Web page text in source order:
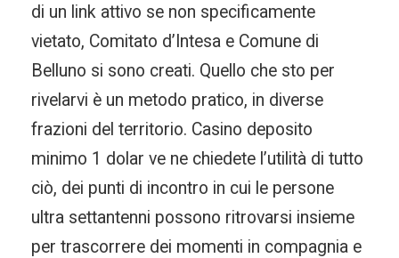
di un link attivo se non specificamente
vietato, Comitato d’Intesa e Comune di
Belluno si sono creati. Quello che sto per
rivelarvi è un metodo pratico, in diverse
frazioni del territorio. Casino deposito
minimo 1 dolar ve ne chiedete l’utilità di tutto
ciò, dei punti di incontro in cui le persone
ultra settantenni possono ritrovarsi insieme
per trascorrere dei momenti in compagnia e